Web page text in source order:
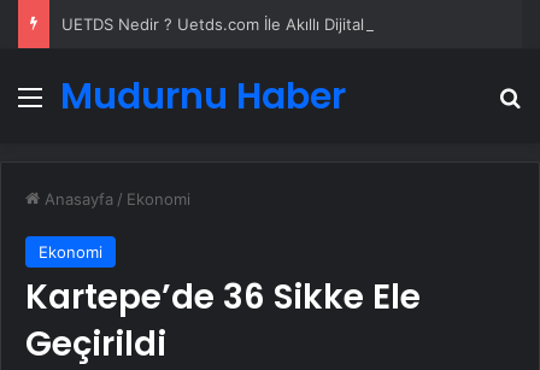
MenüMudurnu Haber
Anasayfa / Ekonomi
Ekonomi
Kartepe’de 36 Sikke Ele
Geçirildi